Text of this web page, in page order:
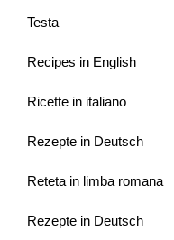
Testa
Recipes in English
Ricette in italiano
Rezepte in Deutsch
Reteta in limba romana
Rezepte in Deutsch